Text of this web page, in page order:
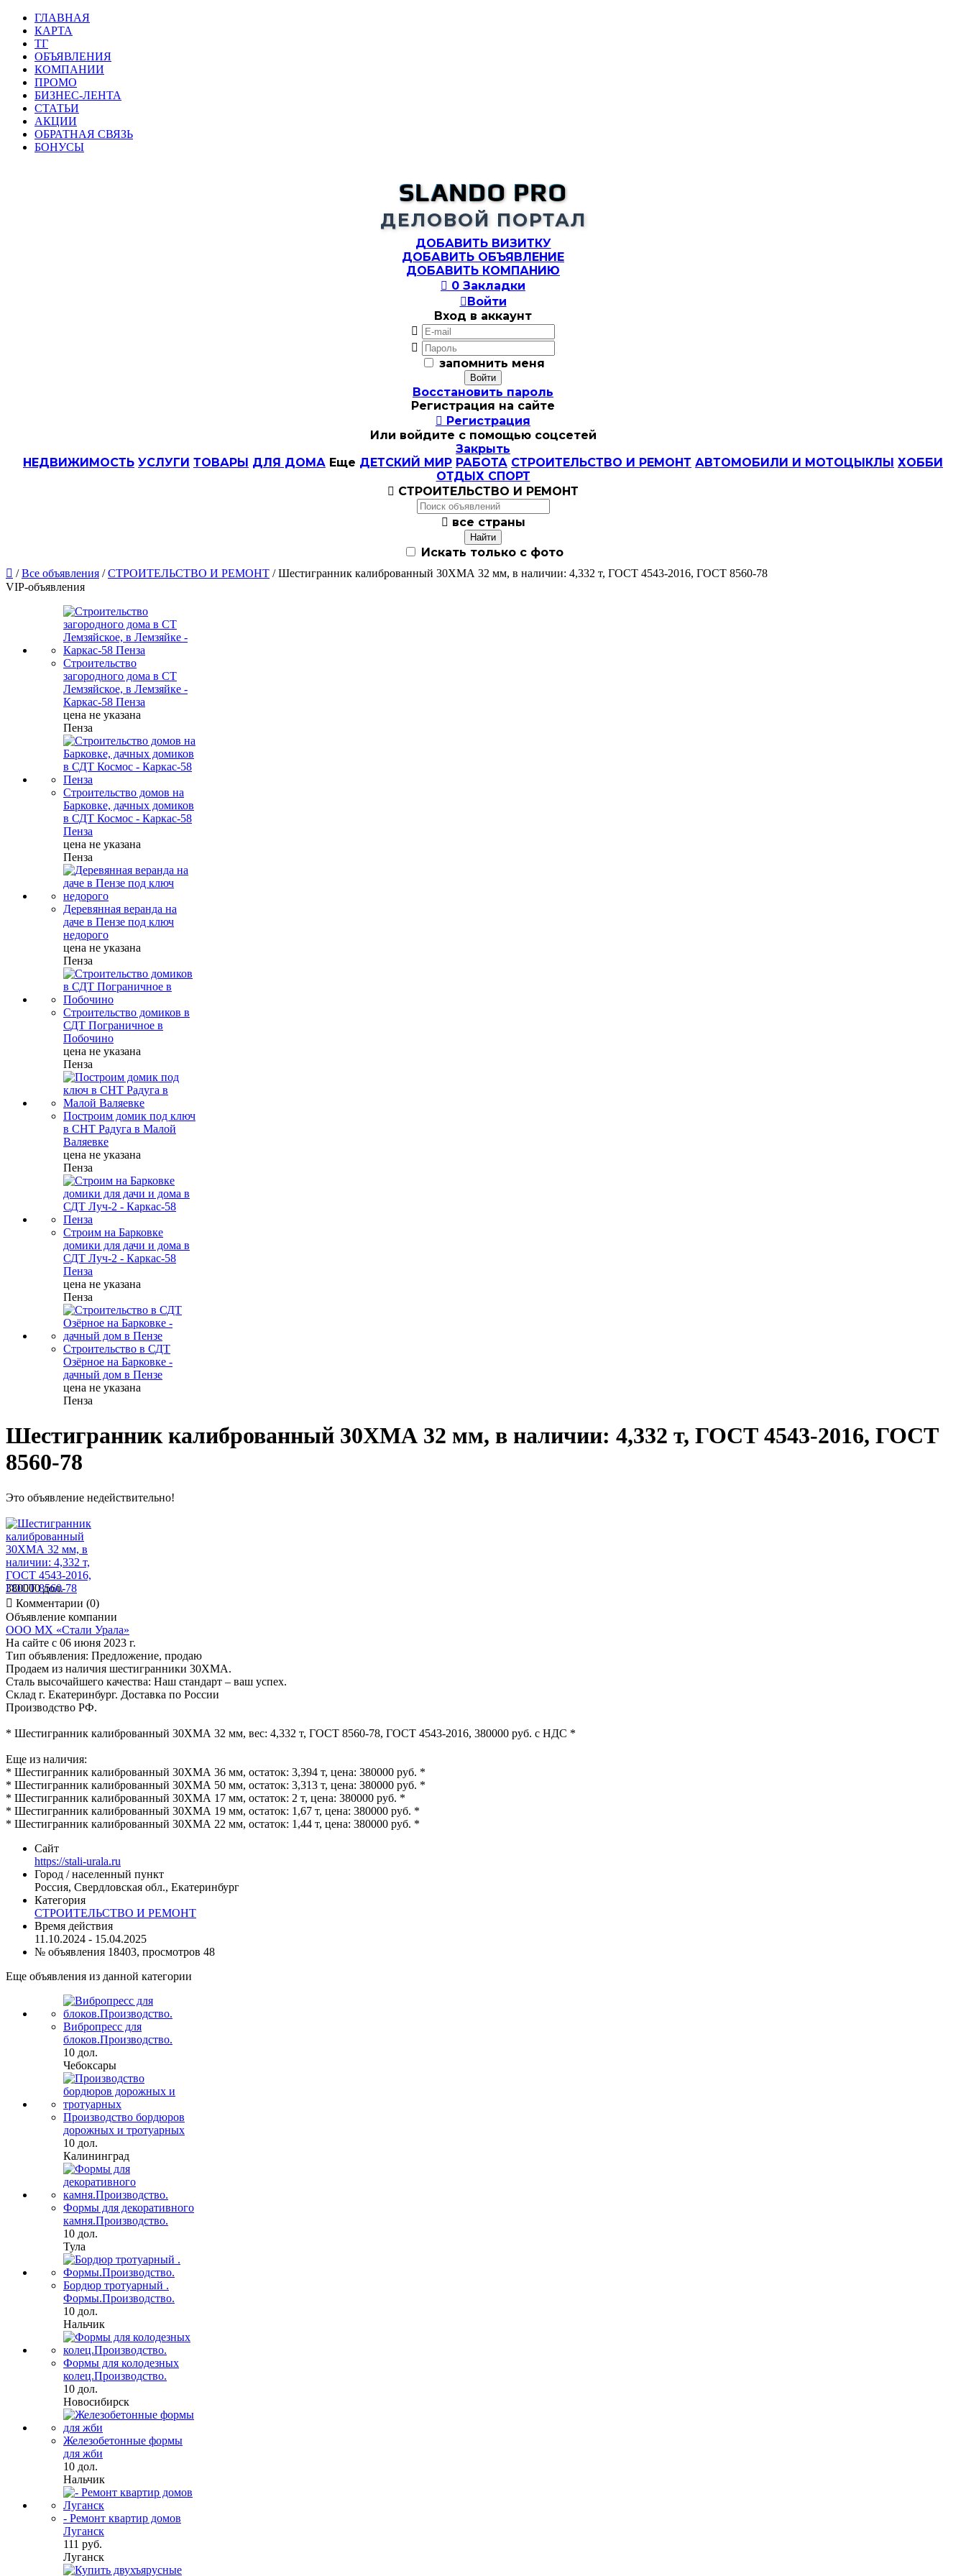
ГЛАВНАЯ
КАРТА
ТГ
ОБЪЯВЛЕНИЯ
КОМПАНИИ
ПРОМО
БИЗНЕС-ЛЕНТА
СТАТЬИ
АКЦИИ
ОБРАТНАЯ СВЯЗЬ
БОНУСЫ
SLANDO PRO
ДЕЛОВОЙ ПОРТАЛ
ДОБАВИТЬ ВИЗИТКУ
ДОБАВИТЬ ОБЪЯВЛЕНИЕ
ДОБАВИТЬ КОМПАНИЮ
 0 Закладки
Войти
Вход в аккаунт


запомнить меня
Восстановить пароль
Регистрация на сайте
 Регистрация
Или войдите с помощью соцсетей
Закрыть
НЕДВИЖИМОСТЬ УСЛУГИ ТОВАРЫ ДЛЯ ДОМА Еще ДЕТСКИЙ МИР РАБОТА СТРОИТЕЛЬСТВО И РЕМОНТ АВТОМОБИЛИ И МОТОЦЫКЛЫ ХОББИ
ОТДЫХ СПОРТ
 СТРОИТЕЛЬСТВО И РЕМОНТ
 все страны
Искать только с фото
 /Все объявления /СТРОИТЕЛЬСТВО И РЕМОНТ / Шестигранник калиброванный 30ХМА 32 мм, в наличии: 4,332 т, ГОСТ 4543-2016, ГОСТ 8560-78
VIP-объявления
Строительство
загородного дома в СТ
Лемзяйское, в Лемзяйке -
Каркас-58 Пенза
цена не указана
Пенза
Строительство домов на
Барковке, дачных домиков
в СДТ Космос - Каркас-58
Пенза
цена не указана
Пенза
Деревянная веранда на
даче в Пензе под ключ
недорого
цена не указана
Пенза
Строительство домиков в
СДТ Пограничное в
Побочино
цена не указана
Пенза
Построим домик под ключ
в СНТ Радуга в Малой
Валяевке
цена не указана
Пенза
Строим на Барковке
домики для дачи и дома в
СДТ Луч-2 - Каркас-58
Пенза
цена не указана
Пенза
Строительство в СДТ
Озёрное на Барковке -
дачный дом в Пензе
цена не указана
Пенза
Шестигранник калиброванный 30ХМА 32 мм, в наличии: 4,332 т, ГОСТ 4543-2016, ГОСТ
8560-78
Это объявление недействительно!
380000 дол.
 Комментарии (0)
Объявление компании
ООО МХ «Стали Урала»
На сайте с 06 июня 2023 г.
Тип объявления: Предложение, продаю
Продаем из наличия шестигранники 30ХМА.
Сталь высочайшего качества: Наш стандарт – ваш успех.
Склад г. Екатеринбург. Доставка по России
Производство РФ.
* Шестигранник калиброванный 30ХМА 32 мм, вес: 4,332 т, ГОСТ 8560-78, ГОСТ 4543-2016, 380000 руб. с НДС *
Еще из наличия:
* Шестигранник калиброванный 30ХМА 36 мм, остаток: 3,394 т, цена: 380000 руб. *
* Шестигранник калиброванный 30ХМА 50 мм, остаток: 3,313 т, цена: 380000 руб. *
* Шестигранник калиброванный 30ХМА 17 мм, остаток: 2 т, цена: 380000 руб. *
* Шестигранник калиброванный 30ХМА 19 мм, остаток: 1,67 т, цена: 380000 руб. *
* Шестигранник калиброванный 30ХМА 22 мм, остаток: 1,44 т, цена: 380000 руб. *
Сайт
https://stali-urala.ru
Город / населенный пункт
Россия, Свердловская обл., Екатеринбург
Категория
СТРОИТЕЛЬСТВО И РЕМОНТ
Время действия
11.10.2024 - 15.04.2025
№ объявления 18403, просмотров 48
Еще объявления из данной категории
Вибропресс для
блоков.Производство.
10 дол.
Чебоксары
Производство бордюров
дорожных и тротуарных
10 дол.
Калининград
Формы для декоративного
камня.Производство.
10 дол.
Тула
Бордюр тротуарный .
Формы.Производство.
10 дол.
Нальчик
Формы для колодезных
колец.Производство.
10 дол.
Новосибирск
Железобетонные формы
для жби
10 дол.
Нальчик
- Ремонт квартир домов
Луганск
111 руб.
Луганск